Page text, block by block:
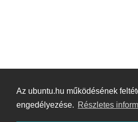
Az ubuntu.hu működésének
engedélyezése. Részletes